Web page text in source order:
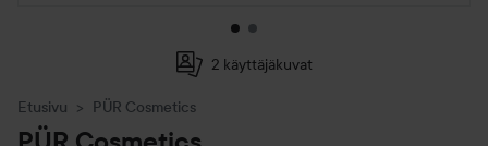
2 käyttäjäkuvat
Etusivu PÜR Cosmetics